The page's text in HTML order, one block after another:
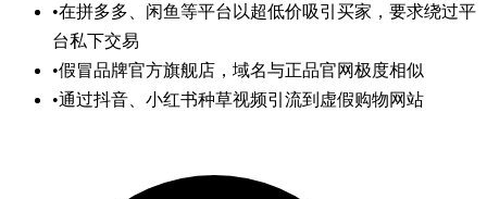
•在拼多多、闲鱼等平台以超低价吸引买家，要求绕过平
台私下交易
•假冒品牌官方旗舰店，域名与正品官网极度相似
•通过抖音、小红书种草视频引流到虚假购物网站